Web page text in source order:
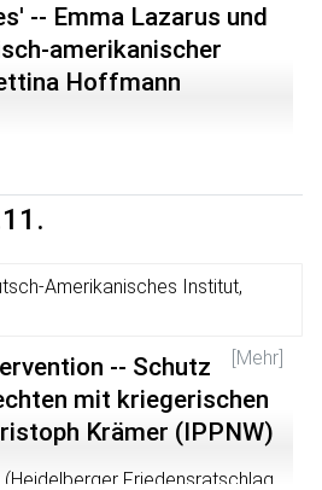
Regine Sattler-
Hans-Martin Gäng
(Dipl.-Päd.) weitere
-- Emma Lazarus und
amerikanischer
Hoffmann
Amerikanisches Institut,
[Mehr]
-- Schutz
mit kriegerischen
Krämer (IPPNW)
Friedensratschlag,